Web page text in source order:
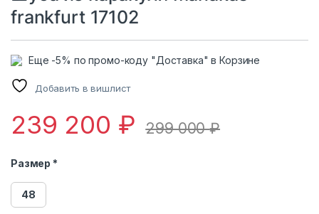
frankfurt 17102
Еще -5% по промо-коду "Доставка" в Корзине
Добавить в вишлист
239 200 ₽ 299 000₽
Размер *
48